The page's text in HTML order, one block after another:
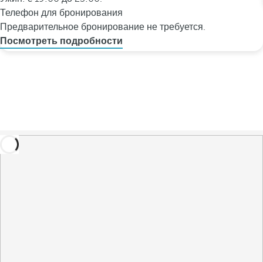
Телефон для бронирования
Предварительное бронирование не требуется.
Посмотреть подробности